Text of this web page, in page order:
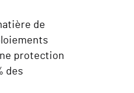
de
protection
des